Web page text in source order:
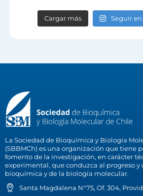
Cargar más Seguir
La Sociedad de Bioquímica y Biología
(SBBMCh) es una organización que tiene
fomento de la investigación, en carácter
experimental, que conduzca al progreso y
bioquímica y de la biología molecular.
Santa Magdalena N°75, Of. 304,